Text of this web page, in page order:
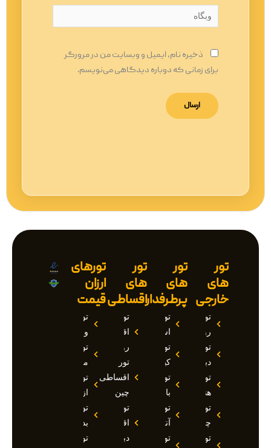
وبگاه
ذخیره نام، ایمیل و وبسایت من در مرورگر
برای زمانی که دوباره دیدگاهی می‌نویسم.
تور
های
خارجی
تور
روسیه
تور
دبی
تور
هند
تور
چین
تور
تور
های
پرطرفدار
تور
استانبول
تور
کیش
تور
بالی
تور
آنتالیا
تور
تور
های
اقساطی
تور
اقساطی
روسیه
تور
اقساطی
چین
تور
اقساطی
دبی
تورهای
ارزان
قیمت
تور
وان
تور
مارماریس
تور
ازمیر
تور
بدروم
تور